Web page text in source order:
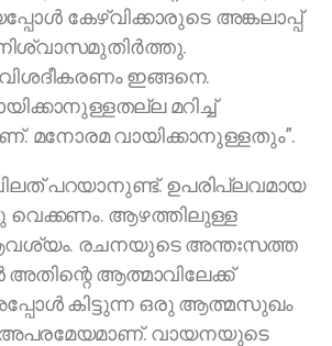
കേഴ്‌വിക്കാരുടെ അങ്കലാപ്പ്
ഇങ്ങനെ.
മറിച്ച്
മനോരമ വായിക്കാനുള്ളതും”.
പറയാനുണ്ട്. ഉപരിപ്ലവമായ
വെക്കണം. ആഴത്തിലുള്ള
രചനയുടെ അന്തഃസത്ത
അതിന്റെ ആത്മാവിലേക്ക്
കിട്ടുന്ന ഒരു ആത്മസുഖം
വായനയുടെ